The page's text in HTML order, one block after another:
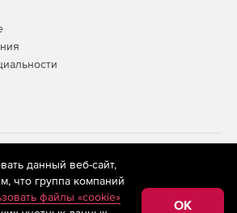
store.softline.ru применяются
(информационные технологии
на основе сбора,
сведений, относящихся к
данный веб-сайт,
что группа компаний
файлы «cookie»
OK